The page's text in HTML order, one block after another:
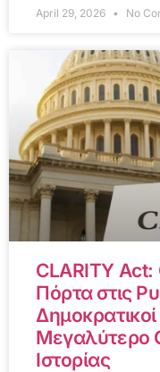
April 29, 2026 No
CLARITY Act:
Πόρτα στις
Μεγαλύτερο
Ιστορίας